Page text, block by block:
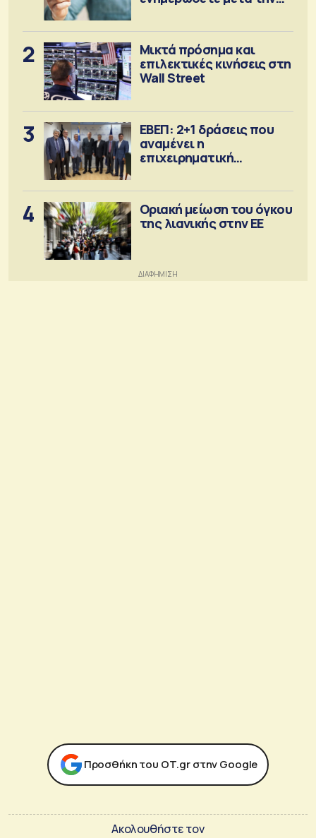
2
Μικτά πρόσημα και
επιλεκτικές κινήσεις στη
Wall Street
3
ΕΒΕΠ: 2+1 δράσεις που
αναμένει η
επιχειρηματική
4
Οριακή μείωση του όγκου
της λιανικής στην ΕΕ
Προσθήκη του ΟΤ.gr στην Google
Ακολουθήστε τον